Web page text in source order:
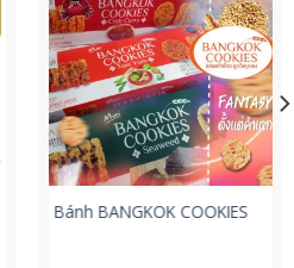
Bánh BANGKOK COOKIES